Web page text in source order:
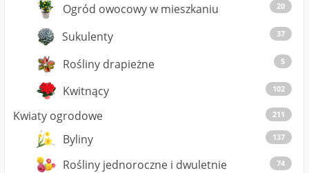
Ogród owocowy w mieszkaniu 20
Sukulenty 37
Rośliny drapieżne 5
Kwitnący 102
Kwiaty ogrodowe 211
Byliny 137
Rośliny jednoroczne i dwuletnie 74